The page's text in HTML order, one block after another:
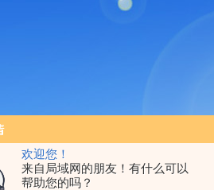
欢迎您！
来自局域网的朋友！有什么可以
帮助您的吗？